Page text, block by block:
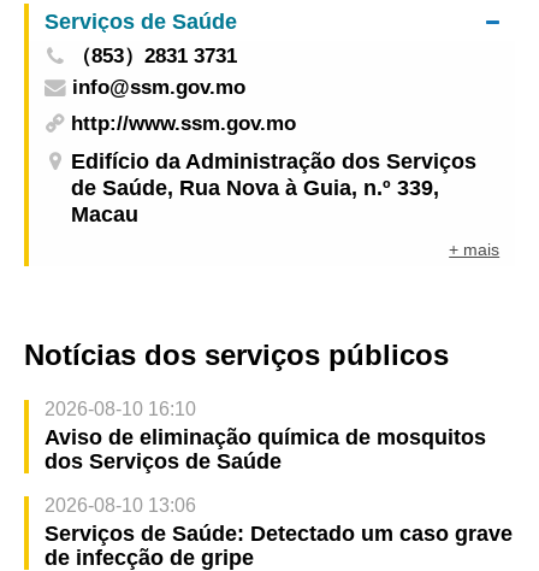
Serviços de Saúde
（853）2831 3731
info@ssm.gov.mo
http://www.ssm.gov.mo
Edifício da Administração dos Serviços
de Saúde, Rua Nova à Guia, n.º 339,
Macau
+ mais
Notícias dos serviços públicos
2026-08-10 16:10
Aviso de eliminação química de mosquitos
dos Serviços de Saúde
2026-08-10 13:06
Serviços de Saúde: Detectado um caso grave
de infecção de gripe